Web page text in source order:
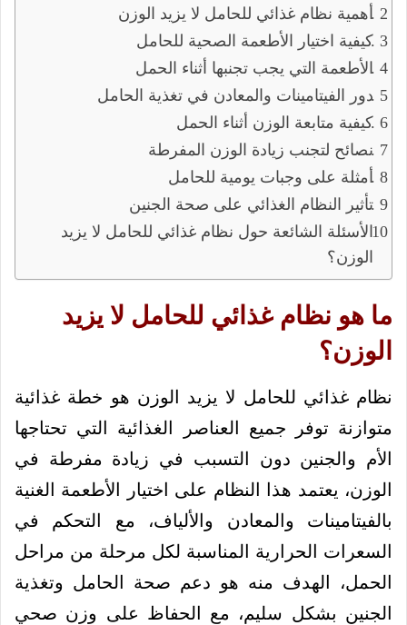
أهمية نظام غذائي للحامل لا يزيد الوزن
كيفية اختيار الأطعمة الصحية للحامل
الأطعمة التي يجب تجنبها أثناء الحمل
دور الفيتامينات والمعادن في تغذية الحامل
كيفية متابعة الوزن أثناء الحمل
نصائح لتجنب زيادة الوزن المفرطة
أمثلة على وجبات يومية للحامل
تأثير النظام الغذائي على صحة الجنين
الأسئلة الشائعة حول نظام غذائي للحامل لا يزيد
الوزن؟
ما هو نظام غذائي للحامل لا يزيد
الوزن؟
نظام غذائي للحامل لا يزيد الوزن هو خطة غذائية
متوازنة توفر جميع العناصر الغذائية التي تحتاجها
الأم والجنين دون التسبب في زيادة مفرطة في
الوزن، يعتمد هذا النظام على اختيار الأطعمة الغنية
بالفيتامينات والمعادن والألياف، مع التحكم في
السعرات الحرارية المناسبة لكل مرحلة من مراحل
الحمل، الهدف منه هو دعم صحة الحامل وتغذية
الجنين بشكل سليم، مع الحفاظ على وزن صحي